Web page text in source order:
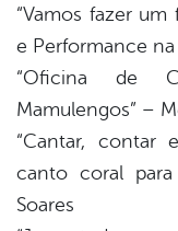
“Vamos fazer
e Performance
“Oficina de
Mamulengos” –
“Cantar, contar
canto coral
Soares